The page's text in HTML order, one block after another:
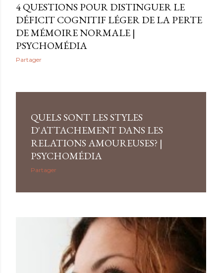
4 QUESTIONS POUR DISTINGUER LE
DÉFICIT COGNITIF LÉGER DE LA PERTE
DE MÉMOIRE NORMALE |
PSYCHOMÉDIA
Partager
QUELS SONT LES STYLES
D'ATTACHEMENT DANS LES
RELATIONS AMOUREUSES? |
PSYCHOMÉDIA
Partager